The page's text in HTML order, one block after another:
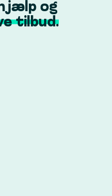
og
tilbud.